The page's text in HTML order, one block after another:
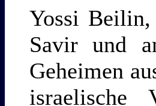
Yossi Beilin,
Savir und
Geheimen
israelische